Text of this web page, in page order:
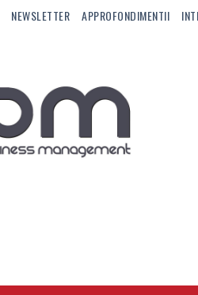
NEWSLETTER APPROFONDIMENTII